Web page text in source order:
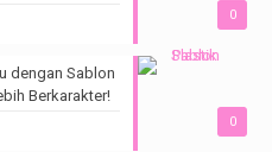
0
0
dengan Sablon
Berkarakter!